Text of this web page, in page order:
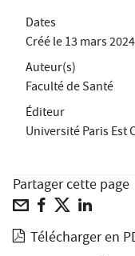
Dates
Créé le13 mars 2024
Auteur(s)
Faculté de Santé
Éditeur
Université Paris Est
Partager cette page
Télécharger en